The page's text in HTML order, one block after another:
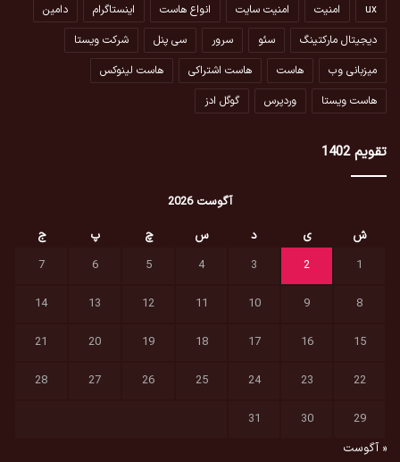
ux امنیت امنیت سایت انواع هاست اینستاگرام
دامین
دیجیتال مارکتینگ
سئو سرور سی پنل
شرکت ویستا
میزبانی وب
هاست هاست اشتراکی
هاست لینوکس
هاست ویستا
وردپرس گوگل ادز
تقویم 1402
آگوست 2026
ش
ی د س چ پ
ج
1
2
3
4
5
6
7
8
9
10
11
12
13
14
15
16
17
18
19
20
21
22
23
24
25
26
27
28
29
30
31
« آگوست